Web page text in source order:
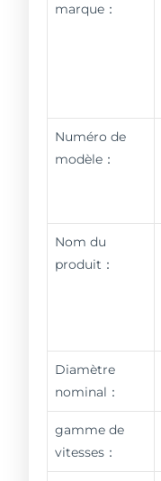
marque：
Numéro de
modèle：
Nom du
produit：
Diamètre
nominal：
gamme de
vitesses：